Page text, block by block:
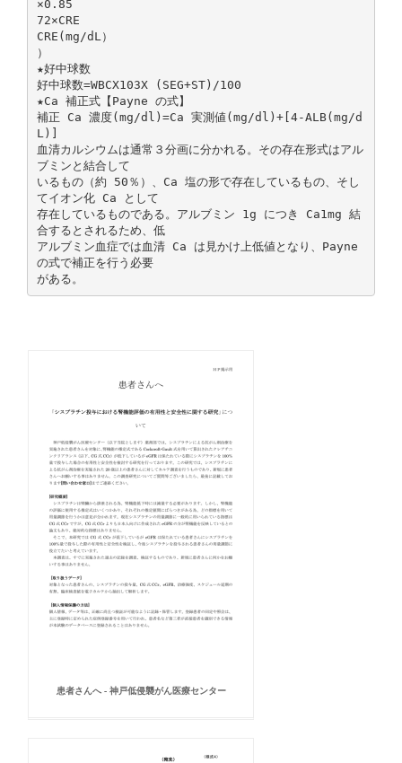
×0.85
72×CRE
CRE(mg/dL）
）
★好中球数
好中球数=WBCX103X (SEG+ST)/100
★Ca 補正式【Payne の式】
補正 Ca 濃度(mg/dl)=Ca 実測値(mg/dl)+[4-ALB(mg/d
L)]
血清カルシウムは通常３分画に分かれる。その存在形式はアル
ブミンと結合して
いるもの（約 50％）、Ca 塩の形で存在しているもの、そし
てイオン化 Ca として
存在しているものである。アルブミン 1g につき Ca1mg 結
合するとされるため、低
アルブミン血症では血清 Ca は見かけ上低値となり、Payne
の式で補正を行う必要
患者さんへ - 神戸低侵襲がん医療センター